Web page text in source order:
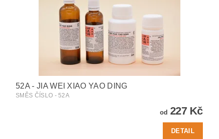
52A - JIA WEI XIAO YAO DING
SMĚS ČÍSLO - 52A
od 227 Kč
DETAIL